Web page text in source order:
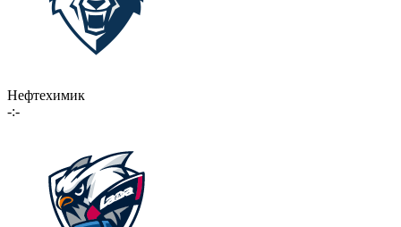
Нефтехимик
-:-